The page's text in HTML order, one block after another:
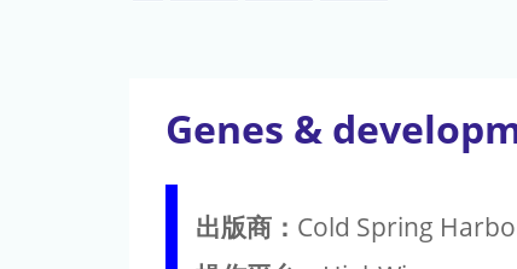
Genes &
出版商： Cold Spring